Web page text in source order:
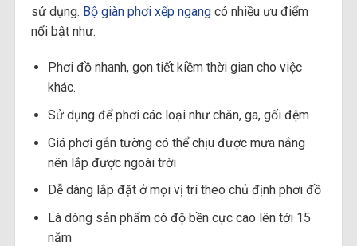
sử dụng. Bộ giàn phơi xếp ngangcó nhiều ưu điểm
nổi bật như:
Phơi đồ nhanh, gọn tiết kiềm thời gian cho việc
khác.
Sử dụng để phơi các loại như chăn, ga, gối đệm
Giá phơi gắn tường có thể chịu được mưa nắng
nên lắp được ngoài trời
Dễ dàng lắp đặt ở mọi vị trí theo chủ định phơi đồ
Là dòng sản phẩm có độ bền cực cao lên tới 15
năm